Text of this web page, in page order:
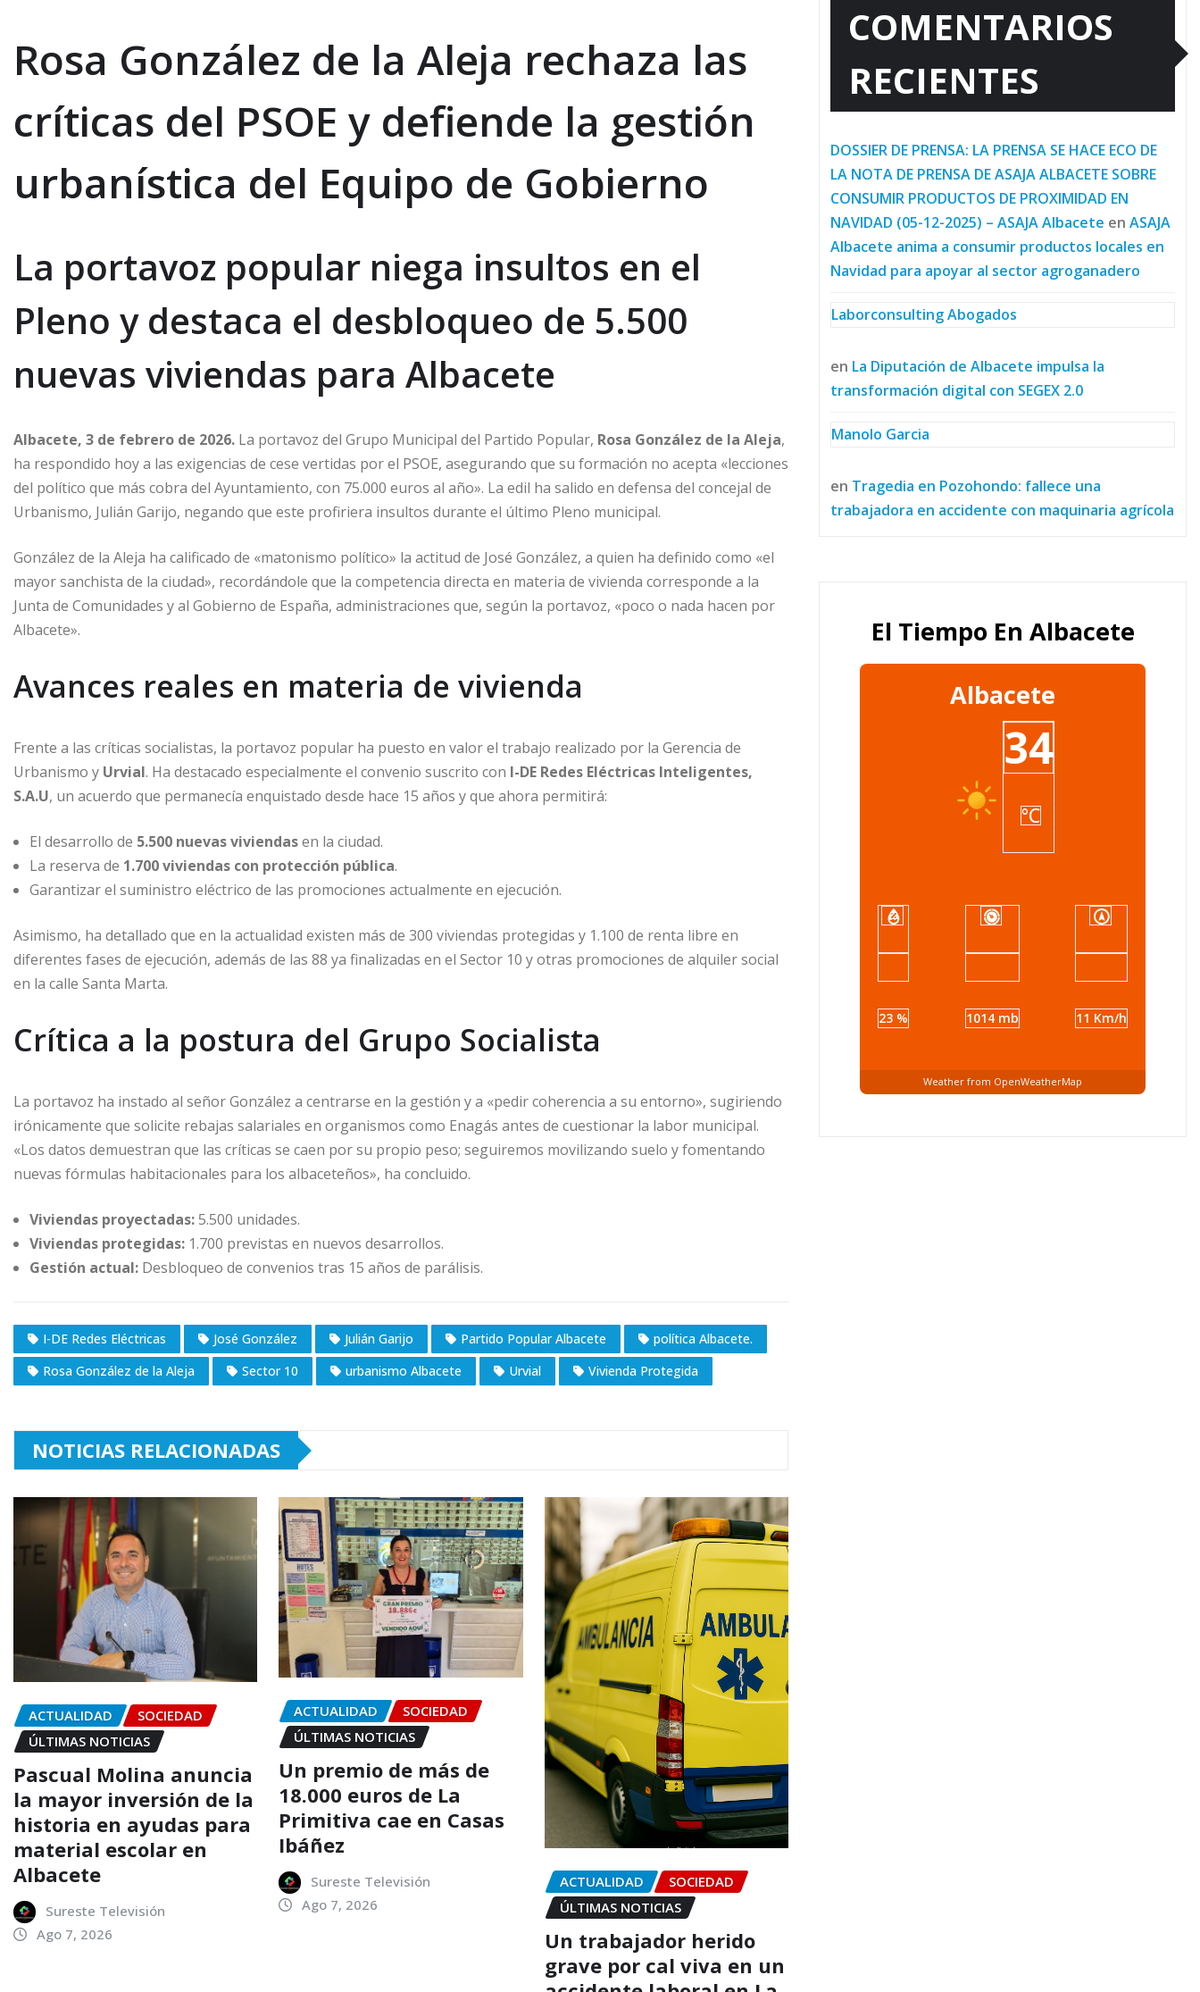
Rosa González de la Aleja rechaza las
críticas del PSOE y defiende la gestión
urbanística del Equipo de Gobierno
La portavoz popular niega insultos en el
Pleno y destaca el desbloqueo de 5.500
nuevas viviendas para Albacete
Albacete, 3 de febrero de 2026. La portavoz del Grupo Municipal del Partido Popular, Rosa González de la Aleja,
ha respondido hoy a las exigencias de cese vertidas por el PSOE, asegurando que su formación no acepta «lecciones
del político que más cobra del Ayuntamiento, con 75.000 euros al año». La edil ha salido en defensa del concejal de
Urbanismo, Julián Garijo, negando que este profiriera insultos durante el último Pleno municipal.
González de la Aleja ha calificado de «matonismo político» la actitud de José González, a quien ha definido como «el
mayor sanchista de la ciudad», recordándole que la competencia directa en materia de vivienda corresponde a la
Junta de Comunidades y al Gobierno de España, administraciones que, según la portavoz, «poco o nada hacen por
Albacete».
Avances reales en materia de vivienda
Frente a las críticas socialistas, la portavoz popular ha puesto en valor el trabajo realizado por la Gerencia de
Urbanismo y Urvial. Ha destacado especialmente el convenio suscrito con I-DE Redes Eléctricas Inteligentes,
S.A.U, un acuerdo que permanecía enquistado desde hace 15 años y que ahora permitirá:
El desarrollo de 5.500 nuevas viviendasen la ciudad.
La reserva de 1.700 viviendas con protección pública.
Garantizar el suministro eléctrico de las promociones actualmente en ejecución.
Asimismo, ha detallado que en la actualidad existen más de 300 viviendas protegidas y 1.100 de renta libre en
diferentes fases de ejecución, además de las 88 ya finalizadas en el Sector 10 y otras promociones de alquiler social
en la calle Santa Marta.
Crítica a la postura del Grupo Socialista
La portavoz ha instado al señor González a centrarse en la gestión y a «pedir coherencia a su entorno», sugiriendo
irónicamente que solicite rebajas salariales en organismos como Enagás antes de cuestionar la labor municipal.
«Los datos demuestran que las críticas se caen por su propio peso; seguiremos movilizando suelo y fomentando
nuevas fórmulas habitacionales para los albaceteños», ha concluido.
Viviendas proyectadas:5.500 unidades.
Viviendas protegidas: 1.700 previstas en nuevos desarrollos.
Gestión actual: Desbloqueo de convenios tras 15 años de parálisis.
I-DE Redes Eléctricas José González Julián Garijo Partido Popular Albacete
política Albacete.
Rosa González de la Aleja
Sector 10 urbanismo Albacete Urvial Vivienda Protegida
NOTICIAS RELACIONADAS
ACTUALIDAD
SOCIEDAD
ÚLTIMAS NOTICIAS
Pascual Molina anuncia
la mayor inversión de la
historia en ayudas para
material escolar en
Albacete
Sureste Televisión
Ago 7, 2026
ACTUALIDAD
SOCIEDAD
ÚLTIMAS NOTICIAS
Un premio de más de
18.000 euros de La
Primitiva cae en Casas
Ibáñez
Sureste Televisión
Ago 7, 2026
ACTUALIDAD
SOCIEDAD
ÚLTIMAS NOTICIAS
Un trabajador herido
grave por cal viva en un
COMENTARIOS
RECIENTES
DOSSIER DE PRENSA: LA PRENSA SE HACE ECO DE
LA NOTA DE PRENSA DE ASAJA ALBACETE SOBRE
CONSUMIR PRODUCTOS DE PROXIMIDAD EN
NAVIDAD (05-12-2025) – ASAJA Albacete en ASAJA
Albacete anima a consumir productos locales en
Navidad para apoyar al sector agroganadero
Laborconsulting Abogados
en La Diputación de Albacete impulsa la
transformación digital con SEGEX 2.0
Manolo Garcia
en Tragedia en Pozohondo: fallece una
trabajadora en accidente con maquinaria agrícola
El Tiempo En Albacete
Albacete
34
°C
23 % 1014 mb 11 Km/h
Weather from OpenWeatherMap